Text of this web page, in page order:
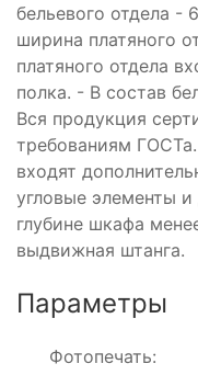
бельевого отдела
ширина платяного
платяного отдела
полка. - В состав
Вся продукция
требованиям
входят
угловые элементы
глубине шкафа
выдвижная штанга.
Параметры
Фотопечать: